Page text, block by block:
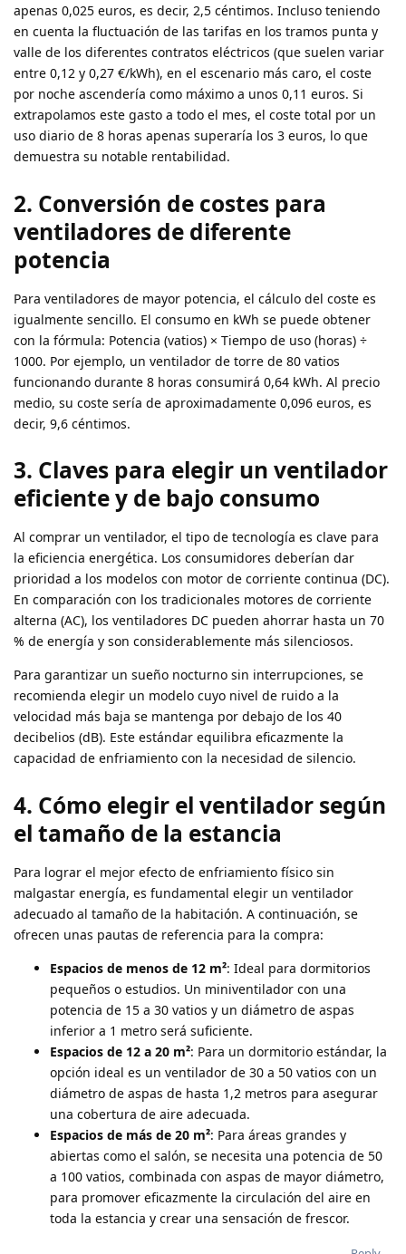
apenas 0,025 euros, es decir, 2,5 céntimos. Incluso teniendo
en cuenta la fluctuación de las tarifas en los tramos punta y
valle de los diferentes contratos eléctricos (que suelen variar
entre 0,12 y 0,27 €/kWh), en el escenario más caro, el coste
por noche ascendería como máximo a unos 0,11 euros. Si
extrapolamos este gasto a todo el mes, el coste total por un
uso diario de 8 horas apenas superaría los 3 euros, lo que
demuestra su notable rentabilidad.
2. Conversión de costes para
ventiladores de diferente
potencia
Para ventiladores de mayor potencia, el cálculo del coste es
igualmente sencillo. El consumo en kWh se puede obtener
con la fórmula: Potencia (vatios) × Tiempo de uso (horas) ÷
1000. Por ejemplo, un ventilador de torre de 80 vatios
funcionando durante 8 horas consumirá 0,64 kWh. Al precio
medio, su coste sería de aproximadamente 0,096 euros, es
decir, 9,6 céntimos.
3. Claves para elegir un ventilador
eficiente y de bajo consumo
Al comprar un ventilador, el tipo de tecnología es clave para
la eficiencia energética. Los consumidores deberían dar
prioridad a los modelos con motor de corriente continua (DC).
En comparación con los tradicionales motores de corriente
alterna (AC), los ventiladores DC pueden ahorrar hasta un 70
% de energía y son considerablemente más silenciosos.
Para garantizar un sueño nocturno sin interrupciones, se
recomienda elegir un modelo cuyo nivel de ruido a la
velocidad más baja se mantenga por debajo de los 40
decibelios (dB). Este estándar equilibra eficazmente la
capacidad de enfriamiento con la necesidad de silencio.
4. Cómo elegir el ventilador según
el tamaño de la estancia
Para lograr el mejor efecto de enfriamiento físico sin
malgastar energía, es fundamental elegir un ventilador
adecuado al tamaño de la habitación. A continuación, se
ofrecen unas pautas de referencia para la compra:
Espacios de menos de 12 m²: Ideal para dormitorios
pequeños o estudios. Un miniventilador con una
potencia de 15 a 30 vatios y un diámetro de aspas
inferior a 1 metro será suficiente.
Espacios de 12 a 20 m²: Para un dormitorio estándar, la
opción ideal es un ventilador de 30 a 50 vatios con un
diámetro de aspas de hasta 1,2 metros para asegurar
una cobertura de aire adecuada.
Espacios de más de 20 m²: Para áreas grandes y
abiertas como el salón, se necesita una potencia de 50
a 100 vatios, combinada con aspas de mayor diámetro,
para promover eficazmente la circulación del aire en
toda la estancia y crear una sensación de frescor.